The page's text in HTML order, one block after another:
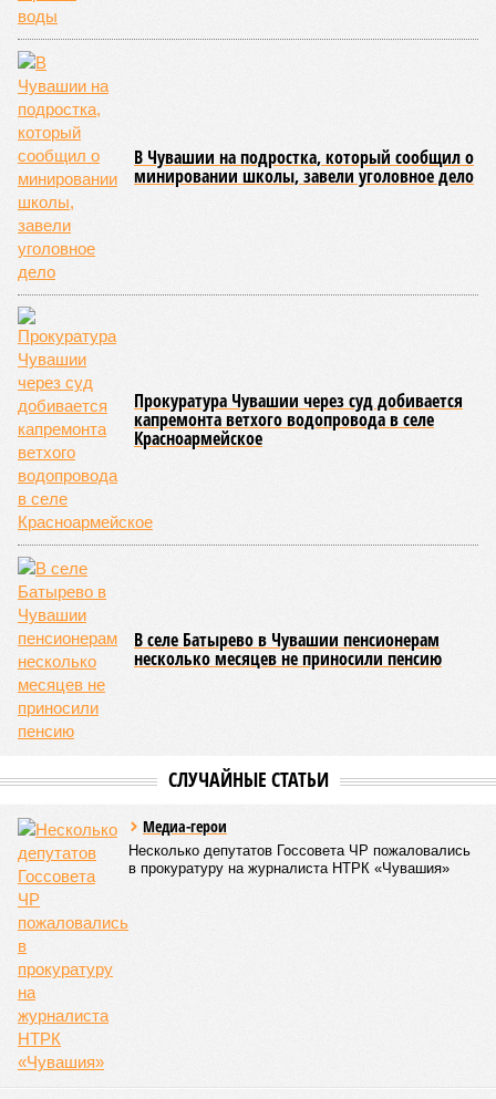
том, чтобы опрокинуть противника.
Современная версия чувашской национальной борьбы
была создана в 1990-х годах. С того периода дисциплина
переживает этап активного возрождения, сохраняя при
этом неразрывную связь с многовековыми народными
традициями.
В настоящее время керешу демонстрирует рост
популярности. В 2024 году в столице республики, городе
Чебоксары, на базе спортивной школы № 11 состоялось
торжественное открытие Республиканского центра
единоборств «Керешу». площадка имеет все необходимые
условия для полноценной подготовки спортсменов
высокого класса.
В том же году был проведён первый официальный
чемпионат по керешу, участие в котором приняли
сильнейшие борцы со всех районов Чувашии; турнир
наглядно продемонстрировал динамичный и зрелищный
характер этого вида спорта.
Керешу включён в перечень приоритетных спортивных
дисциплин на территории Чувашской Республики. Кроме
того, данное единоборство уже имеет опыт выхода на
международную арену: оно входило в программу I и II
Всемирных игр национальных видов единоборств, которые
проводились в Чувашии, что говорит о расширении
географии интереса к этой борьбе за пределами региона.
В регионе сняли
ограничение на
Версия
Роспотребнадзор после проверки отстранил от работы 20
сотрудников детских лагерей
Здоровый отдых